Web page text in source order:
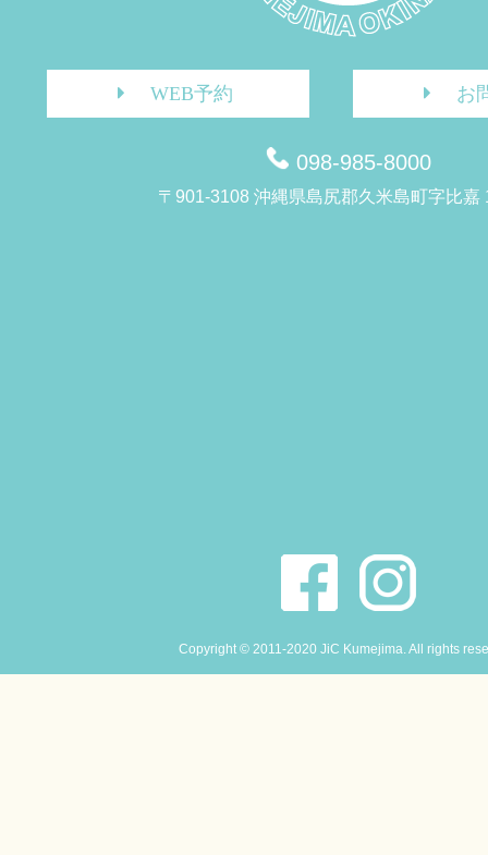
WEB予約 お
098-985-8000
〒901-3108 沖縄県島尻郡久米島町字比嘉
Copyright © 2011-2020 JiC Kumejima. All rights